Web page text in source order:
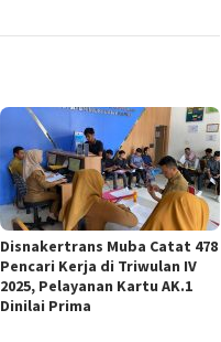
Disnakertrans Muba Catat 478
Pencari Kerja di Triwulan IV
2025, Pelayanan Kartu AK.1
Dinilai Prima